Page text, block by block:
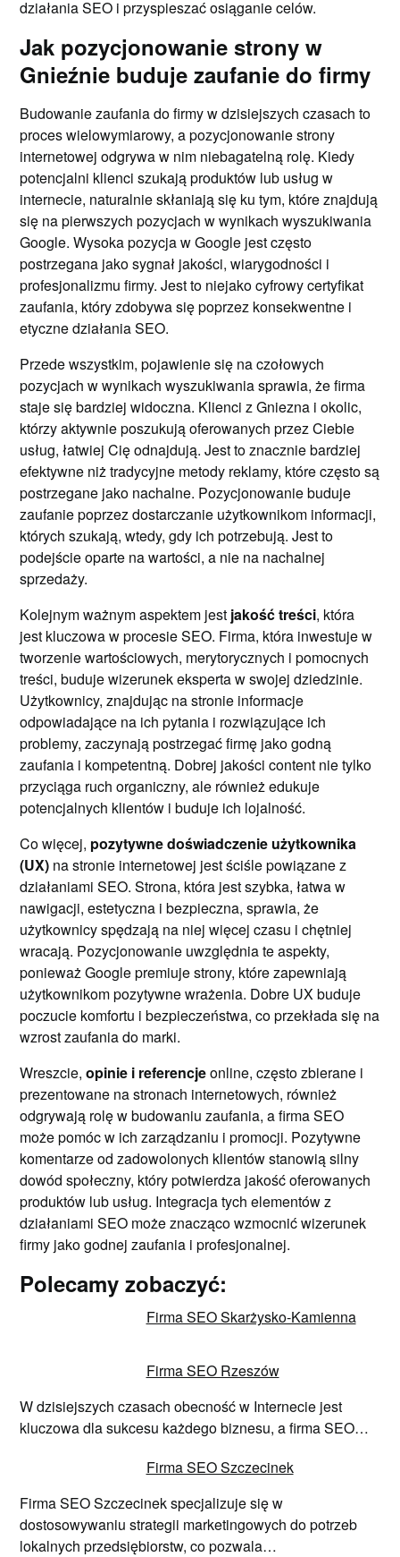
działania SEO i przyspieszać osiąganie celów.
Jak pozycjonowanie strony w
Gnieźnie buduje zaufanie do firmy
Budowanie zaufania do firmy w dzisiejszych czasach to
proces wielowymiarowy, a pozycjonowanie strony
internetowej odgrywa w nim niebagatelną rolę. Kiedy
potencjalni klienci szukają produktów lub usług w
internecie, naturalnie skłaniają się ku tym, które znajdują
się na pierwszych pozycjach w wynikach wyszukiwania
Google. Wysoka pozycja w Google jest często
postrzegana jako sygnał jakości, wiarygodności i
profesjonalizmu firmy. Jest to niejako cyfrowy certyfikat
zaufania, który zdobywa się poprzez konsekwentne i
etyczne działania SEO.
Przede wszystkim, pojawienie się na czołowych
pozycjach w wynikach wyszukiwania sprawia, że firma
staje się bardziej widoczna. Klienci z Gniezna i okolic,
którzy aktywnie poszukują oferowanych przez Ciebie
usług, łatwiej Cię odnajdują. Jest to znacznie bardziej
efektywne niż tradycyjne metody reklamy, które często są
postrzegane jako nachalne. Pozycjonowanie buduje
zaufanie poprzez dostarczanie użytkownikom informacji,
których szukają, wtedy, gdy ich potrzebują. Jest to
podejście oparte na wartości, a nie na nachalnej
sprzedaży.
Kolejnym ważnym aspektem jest jakość treści, która
jest kluczowa w procesie SEO. Firma, która inwestuje w
tworzenie wartościowych, merytorycznych i pomocnych
treści, buduje wizerunek eksperta w swojej dziedzinie.
Użytkownicy, znajdując na stronie informacje
odpowiadające na ich pytania i rozwiązujące ich
problemy, zaczynają postrzegać firmę jako godną
zaufania i kompetentną. Dobrej jakości content nie tylko
przyciąga ruch organiczny, ale również edukuje
potencjalnych klientów i buduje ich lojalność.
Co więcej, pozytywne doświadczenie użytkownika
(UX) na stronie internetowej jest ściśle powiązane z
działaniami SEO. Strona, która jest szybka, łatwa w
nawigacji, estetyczna i bezpieczna, sprawia, że
użytkownicy spędzają na niej więcej czasu i chętniej
wracają. Pozycjonowanie uwzględnia te aspekty,
ponieważ Google premiuje strony, które zapewniają
użytkownikom pozytywne wrażenia. Dobre UX buduje
poczucie komfortu i bezpieczeństwa, co przekłada się na
wzrost zaufania do marki.
Wreszcie,opinie i referencjeonline, często zbierane i
prezentowane na stronach internetowych, również
odgrywają rolę w budowaniu zaufania, a firma SEO
może pomóc w ich zarządzaniu i promocji. Pozytywne
komentarze od zadowolonych klientów stanowią silny
dowód społeczny, który potwierdza jakość oferowanych
produktów lub usług. Integracja tych elementów z
działaniami SEO może znacząco wzmocnić wizerunek
firmy jako godnej zaufania i profesjonalnej.
Polecamy zobaczyć:
Firma SEO Skarżysko-Kamienna
Firma SEO Rzeszów
W dzisiejszych czasach obecność w Internecie jest
kluczowa dla sukcesu każdego biznesu, a firma SEO…
Firma SEO Szczecinek
Firma SEO Szczecinek specjalizuje się w
dostosowywaniu strategii marketingowych do potrzeb
lokalnych przedsiębiorstw, co pozwala…